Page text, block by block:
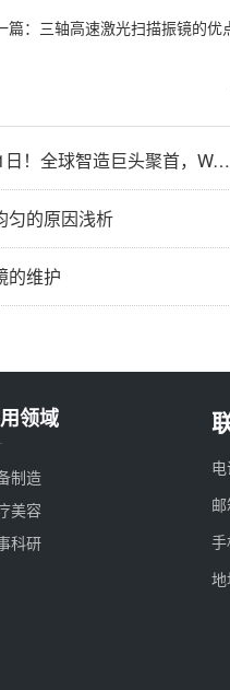
篇：三轴高速激光扫描振镜的优
首，WAIE全数会智能工业展及大会邀您共启智能工业破局之旅！
匀的原因浅析
的维护
领域
制造
美容
科研